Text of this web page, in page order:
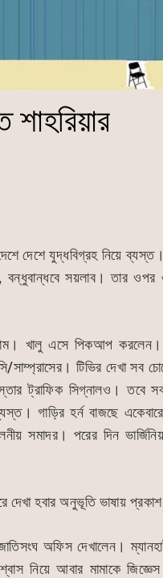
দেশে যুদ্ধবিগ্রহ নিয়ে
বন্ধুবান্ধবে সয়লাব। তার
খালু এসে পিকআপ
টিভির দেখা সব
ট্রাফিক সিগ্নালও। তবে
গাড়ির হর্ন বাজছে
সমাদর। পরের দিন
হবার অনুভূতি ভাষায় প্রকাশ
অফিস দেখালেন।
নিয়ে আবার মামাকে